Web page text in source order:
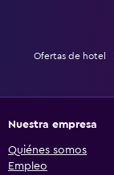
Ofertas de hotel
Nuestra empresa
Quiénes somos
Empleo